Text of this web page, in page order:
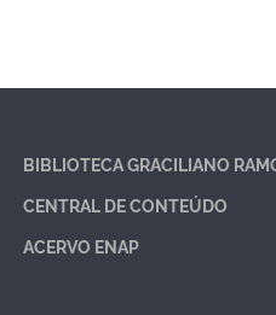
BIBLIOTECA GRACILIANO
CENTRAL DE CONTEÚDO
ACERVO ENAP